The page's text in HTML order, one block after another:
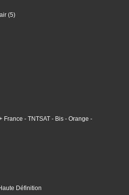
(5)
France - TNTSAT - Bis - Orange -
Définition